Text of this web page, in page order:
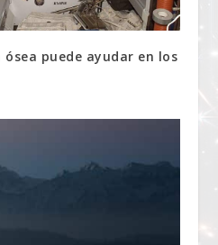
puede ayudar en los